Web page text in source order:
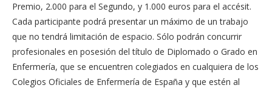
Premio, 2.000 para el Segundo, y 1.000 euros para el accésit.
Cada participante podrá presentar un máximo de un trabajo
que no tendrá limitación de espacio. Sólo podrán concurrir
profesionales en posesión del título de Diplomado o Grado en
Enfermería, que se encuentren colegiados en cualquiera de los
Colegios Oficiales de Enfermería de España y que estén al